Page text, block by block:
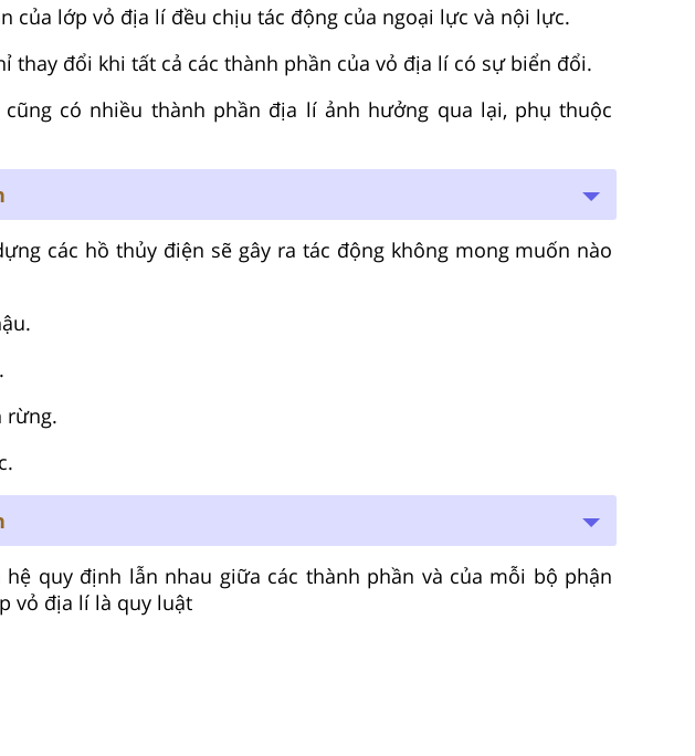
của lớp vỏ địa lí đều chịu tác động của ngoại lực và nội lực.
thay đổi khi tất cả các thành phần của vỏ địa lí có sự biển đổi.
cũng có nhiều thành phần địa lí ảnh hưởng qua lại, phụ thuộc
các hồ thủy điện sẽ gây ra tác động khôngmong muốn nào
rừng.
hệ quy định lẫn nhau giữa các thành phần và của mỗi bộ phận
vỏ địa lí là quy luật